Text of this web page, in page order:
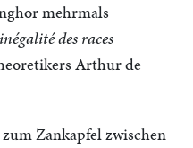
mehrmals
des races
Arthur de
Zankapfel zwischen